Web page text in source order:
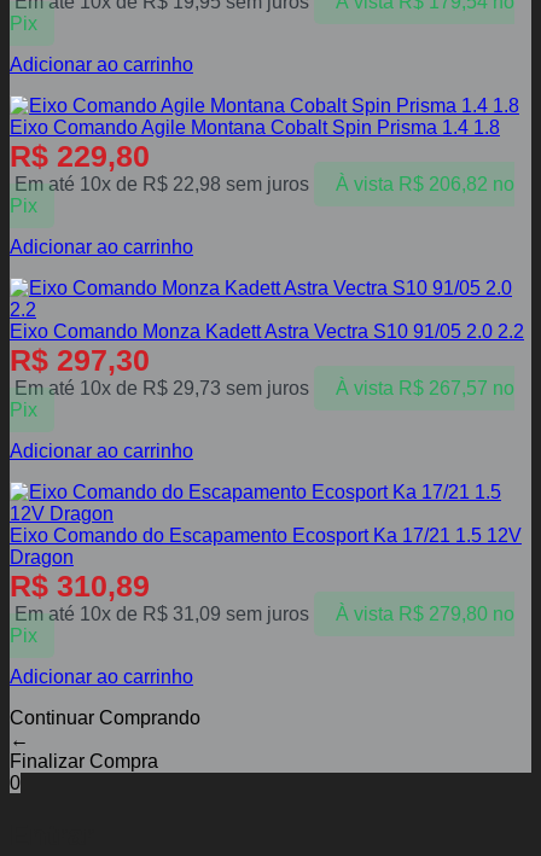
Pix
Adicionar ao carrinho
Eixo Comando Agile Montana Cobalt Spin Prisma 1.4 1.8
R$ 229,80
Em até 10x de R$ 22,98 sem juros À vista R$206,82 no
Pix
Adicionar ao carrinho
Eixo Comando Monza Kadett Astra Vectra S10 91/05 2.0 2.2
R$ 297,30
Em até 10x de R$ 29,73 sem juros À vista R$267,57 no
Pix
Adicionar ao carrinho
Eixo Comando do Escapamento Ecosport Ka 17/21 1.5 12V
Dragon
R$ 310,89
Em até 10x de R$ 31,09 sem juros À vista R$279,80 no
Pix
Adicionar ao carrinho
Continuar Comprando
←
Finalizar Compra
0